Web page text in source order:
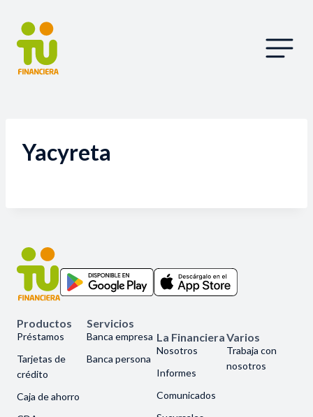
Yacyreta
Productos
Préstamos
Tarjetas de
crédito
Caja de ahorro
Servicios
Banca empresa
Banca persona
La Financiera
Nosotros
Informes
Comunicados
Varios
Trabaja con
nosotros